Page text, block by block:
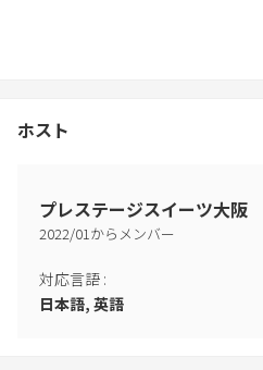
ホスト
プレステージスイーツ大阪
2022/01からメンバー
対応言語 :
日本語, 英語